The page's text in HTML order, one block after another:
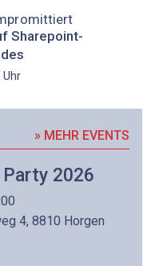
Sharepoint-
Uhr
» MEHR EVENTS
2026
4, 8810 Horgen